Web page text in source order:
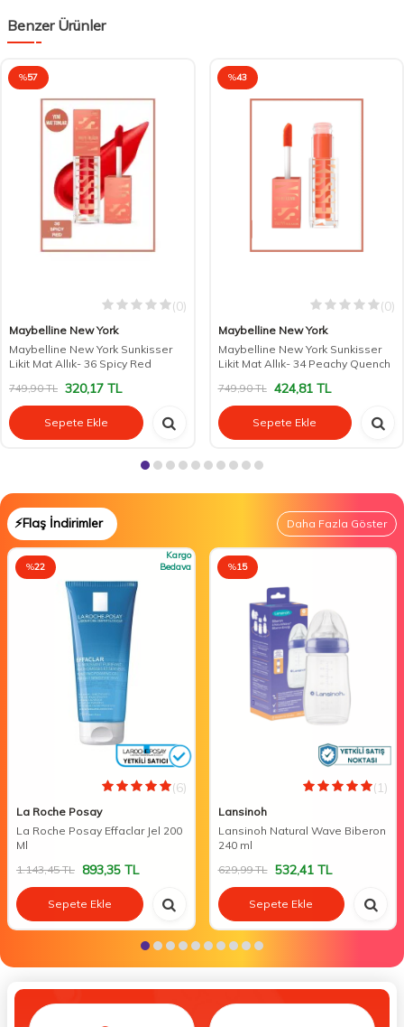
Benzer Ürünler
%57
(0)
Maybelline New York
Maybelline New York Sunkisser
Likit Mat Allık- 36 Spicy Red
749,90TL 320,17 TL
Sepete Ekle
%43
(0)
Maybelline New York
Maybelline New York Sunkisser
Likit Mat Allık- 34 Peachy Quench
749,90TL 424,81TL
Sepete Ekle
⚡Flaş İndirimler Daha Fazla Göster
%22
Kargo
Bedava
(6)
La Roche Posay
La Roche Posay Effaclar Jel 200
Ml
1.143,45TL 893,35 TL
Sepete Ekle
%15
(1)
Lansinoh
Lansinoh Natural Wave Biberon
240 ml
629,99TL 532,41TL
Sepete Ekle